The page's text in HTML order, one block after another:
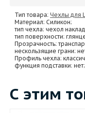
Тип товара: Чехлы для
Материал: Силикон;
тип чехла: чехол
тип поверхности:
Прозрачность:
нескользящие грани:
Профиль чехла:
функция подставки: нет;
С этим